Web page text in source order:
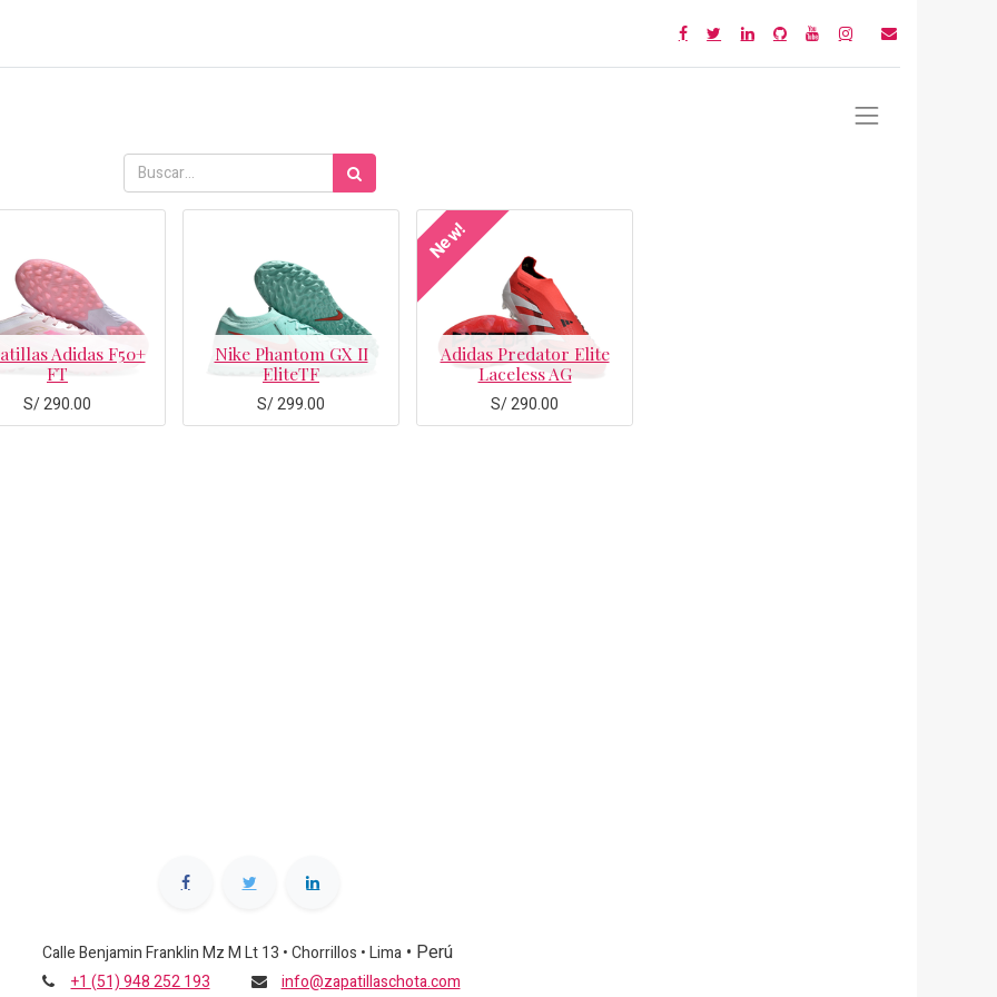
Adidas F50+
FT
S/290.00
Nike Phantom GX II
EliteTF
S/299.00
Adidas Predator Elite
Laceless AG
S/290.00
New!
Calle Benjamin Franklin Mz M Lt 13 • Chorrillos • Lima • Perú
+1 (51) 948 252 193 info@zapatillaschota.com